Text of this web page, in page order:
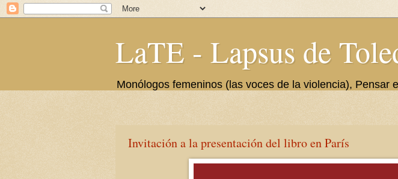
LaTE - Lapsus de
Monólogos femeninos (las voces de la violencia), Pensar
Invitación a la presentación del libro en París